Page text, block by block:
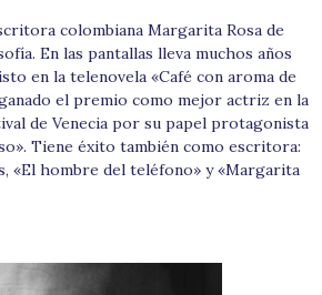
colombiana Margarita Rosa de
En las pantallas lleva muchos años
en la telenovela «Café con aroma de
el premio como mejor actriz en la
de Venecia por su papel protagonista
Tiene éxito también como escritora:
«El hombre del teléfono» y «Margarita